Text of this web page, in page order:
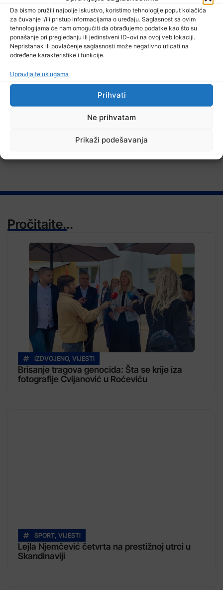
Da bismo pružili najbolje iskustvo, koristimo tehnologije poput kolačića
za čuvanje i/ili pristup informacijama o uređaju. Saglasnost sa ovim
tehnologijama će nam omogućiti da obrađujemo podatke kao što su
ponašanje pri pregledanju ili jedinstveni ID-ovi na ovoj veb lokaciji.
Nepristanak ili povlačenje saglasnosti može negativno uticati na
određene karakteristike i funkcije.
Upravljajte uslugama
Prihvati
Ne prihvatam
Prikaži podešavanja
8 Augusta, 2026
Stručnjaci – Uz nizak nivo količine vode u rijekama, najveći
problem netretirane komunalne otpadne vode
TV RASPORED
Pročitajte...
IZDVOJENO, VIJESTI
Brisanje tragova genocida: Šta se krije iza
fotografije Cvijanović u Roćeviću
SPORT VIJESTI
Lejla Njemčević četvrta na prestižnoj utrci u
Skandinaviji